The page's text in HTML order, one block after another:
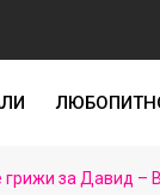
за Давид –